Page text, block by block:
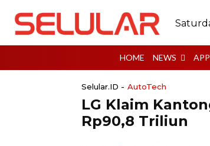
HOME NEWS
Selular.ID - AutoTech
LG Klaim
Rp90,8 Triliun